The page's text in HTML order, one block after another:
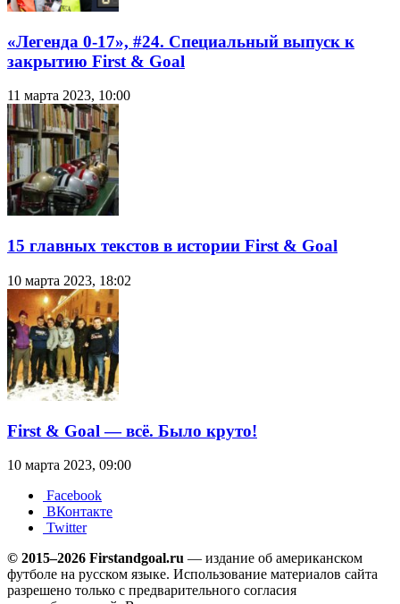
«Легенда 0-17», #24. Специальный выпуск к
закрытию First & Goal
11 марта 2023, 10:00
15 главных текстов в истории First & Goal
10 марта 2023, 18:02
First & Goal — всё. Было круто!
10 марта 2023, 09:00
Facebook
ВКонтакте
Twitter
© 2015–2026 Firstandgoal.ru — издание об американском
футболе на русском языке. Использование материалов cайта
разрешено только с предварительного согласия